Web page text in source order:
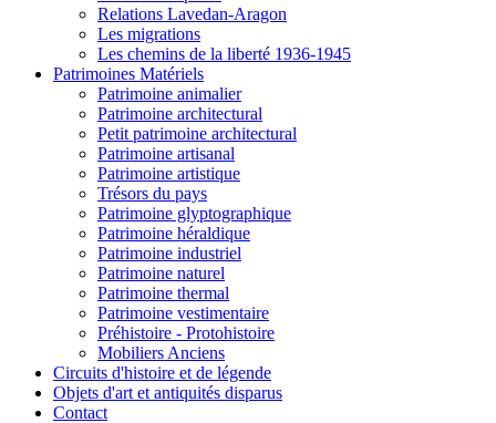
Relations Lavedan-Aragon
Les migrations
Les chemins de la liberté 1936-1945
Patrimoines Matériels
Patrimoine animalier
Patrimoine architectural
Petit patrimoine architectural
Patrimoine artisanal
Patrimoine artistique
Trésors du pays
Patrimoine glyptographique
Patrimoine héraldique
Patrimoine industriel
Patrimoine naturel
Patrimoine thermal
Patrimoine vestimentaire
Préhistoire - Protohistoire
Mobiliers Anciens
Circuits d'histoire et de légende
Objets d'art et antiquités disparus
Contact